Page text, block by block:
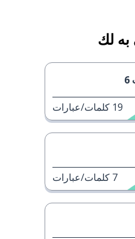
لك
19 كلمات/عبارات
7 كلمات/عبارات